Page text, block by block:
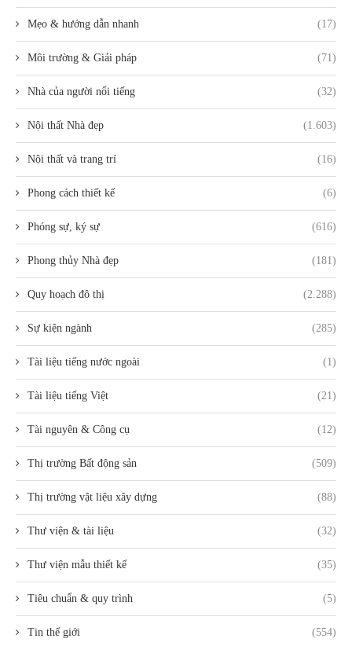
Mẹo & hướng dẫn nhanh (17)
Môi trường & Giải pháp (71)
Nhà của người nổi tiếng (32)
Nội thất Nhà đẹp (1.603)
Nội thất và trang trí (16)
Phong cách thiết kế (6)
Phóng sự, ký sự (616)
Phong thủy Nhà đẹp (181)
Quy hoạch đô thị (2.288)
Sự kiện ngành (285)
Tài liệu tiếng nước ngoài (1)
Tài liệu tiếng Việt (21)
Tài nguyên & Công cụ (12)
Thị trường Bất động sản (509)
Thị trường vật liệu xây dựng (88)
Thư viện & tài liệu (32)
Thư viện mẫu thiết kế (35)
Tiêu chuẩn & quy trình (5)
Tin thế giới (554)